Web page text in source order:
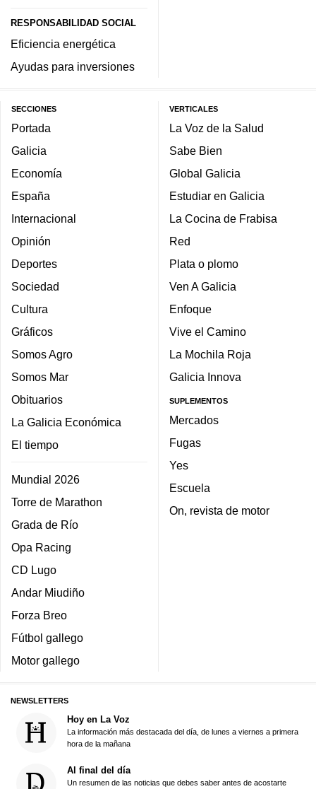
RESPONSABILIDAD SOCIAL
Eficiencia energética
Ayudas para inversiones
SECCIONES
Portada
Galicia
Economía
España
Internacional
Opinión
Deportes
Sociedad
Cultura
Gráficos
Somos Agro
Somos Mar
Obituarios
La Galicia Económica
El tiempo
Mundial 2026
Torre de Marathon
Grada de Río
Opa Racing
CD Lugo
Andar Miudiño
Forza Breo
Fútbol gallego
Motor gallego
VERTICALES
La Voz de la Salud
Sabe Bien
Global Galicia
Estudiar en Galicia
La Cocina de Frabisa
Red
Plata o plomo
Ven A Galicia
Enfoque
Vive el Camino
La Mochila Roja
Galicia Innova
SUPLEMENTOS
Mercados
Fugas
Yes
Escuela
On, revista de motor
NEWSLETTERS
Hoy en La Voz
La información más destacada del día, de lunes a viernes a primera
hora de la mañana
Al final del día
Un resumen de las noticias que debes saber antes de acostarte